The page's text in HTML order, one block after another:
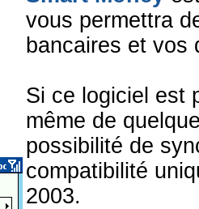
vous permettra
bancaires et vos
Si ce logiciel est
même de
possibilité de
compatibilité
2003.